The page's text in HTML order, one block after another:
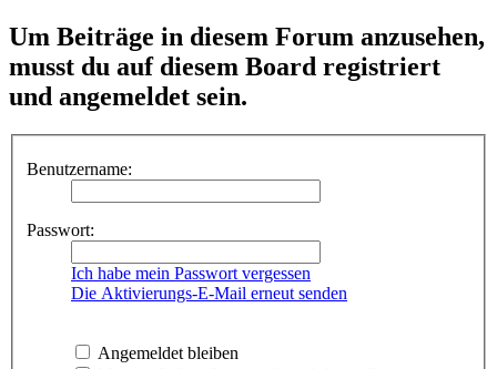
Um Beiträge in diesem Forum anzusehen,
musst du auf diesem Board registriert
und angemeldet sein.
Benutzername:
Passwort:
Ich habe mein Passwort vergessen
Die Aktivierungs-E-Mail erneut senden
Angemeldet bleiben